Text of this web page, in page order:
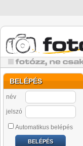
BELÉPÉS
név
jelszó
Automatikus belépés